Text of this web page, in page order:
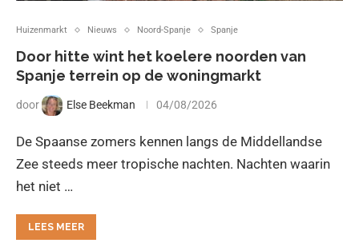
Huizenmarkt Nieuws Noord-Spanje Spanje
Door hitte wint het koelere noorden van
Spanje terrein op de woningmarkt
door Else Beekman 04/08/2026
De Spaanse zomers kennen langs de Middellandse
Zee steeds meer tropische nachten. Nachten waarin
het niet …
LEES MEER